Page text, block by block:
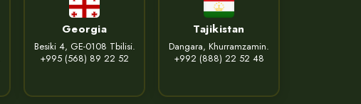
Georgia
Besiki 4, GE-0108 Tbilisi.
+995 (568) 89 22 52
Tajikistan
Dangara, Khurramzamin.
+992 (888) 22 52 48